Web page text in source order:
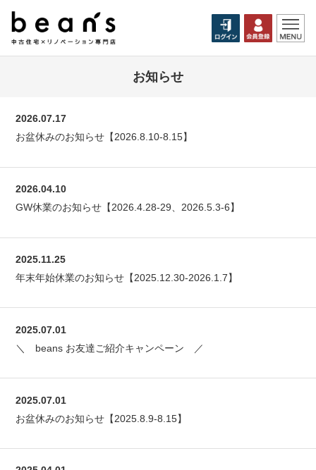
お知らせ
2026.07.17
お盆休みのお知らせ【2026.8.10-8.15】
2026.04.10
GW休業のお知らせ【2026.4.28-29、2026.5.3-6】
2025.11.25
年末年始休業のお知らせ【2025.12.30-2026.1.7】
2025.07.01
＼ beans お友達ご紹介キャンペーン ／
2025.07.01
お盆休みのお知らせ【2025.8.9-8.15】